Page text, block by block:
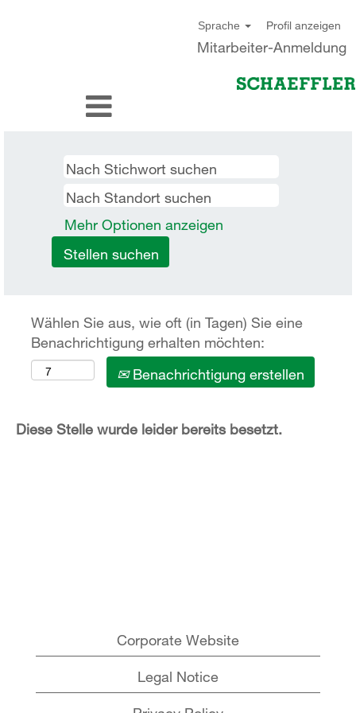
Sprache Profil anzeigen
Mitarbeiter-Anmeldung
Mehr Optionen anzeigen
Wählen Sie aus, wie oft (in Tagen) Sie eine
Benachrichtigung erhalten möchten:
Benachrichtigung erstellen
Diese Stelle wurde leider bereits besetzt.
Corporate Website
Legal Notice